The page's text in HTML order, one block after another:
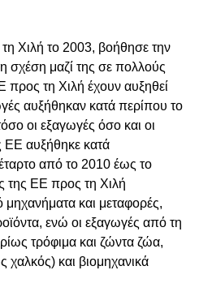
Χιλή το 2003, βοήθησε την
σχέση μαζί της σε πολλούς
προς τη Χιλή έχουν αυξηθεί
αυξήθηκαν κατά περίπου το
οι εξαγωγές όσο και οι
ΕΕ αυξήθηκε κατά
από το 2010 έως το
της ΕΕ προς τη Χιλή
και μεταφορές,
ενώ οι εξαγωγές από τη
τρόφιμα και ζώντα ζώα,
χαλκός) και βιομηχανικά